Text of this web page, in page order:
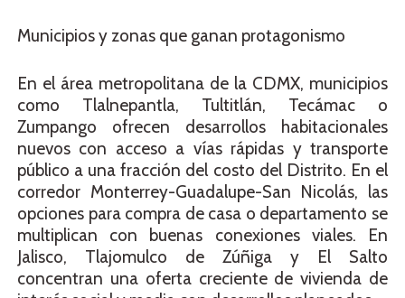
Municipios y zonas que ganan protagonismo
En el área metropolitana de la CDMX, municipios
como Tlalnepantla, Tultitlán, Tecámac o
Zumpango ofrecen desarrollos habitacionales
nuevos con acceso a vías rápidas y transporte
público a una fracción del costo del Distrito. En el
corredor Monterrey-Guadalupe-San Nicolás, las
opciones para compra de casa o departamento se
multiplican con buenas conexiones viales. En
Jalisco, Tlajomulco de Zúñiga y El Salto
concentran una oferta creciente de vivienda de